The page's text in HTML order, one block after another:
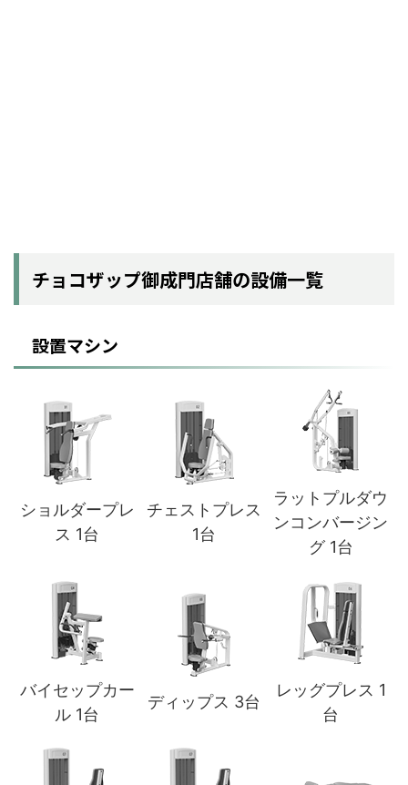
チョコザップ御成門店舗の設備一覧
設置マシン
ショルダープレ
ス 1台
チェストプレス
1台
ラットプルダウ
ンコンバージン
グ 1台
バイセップカー
ル 1台
ディップス 3台
レッグプレス 1
台